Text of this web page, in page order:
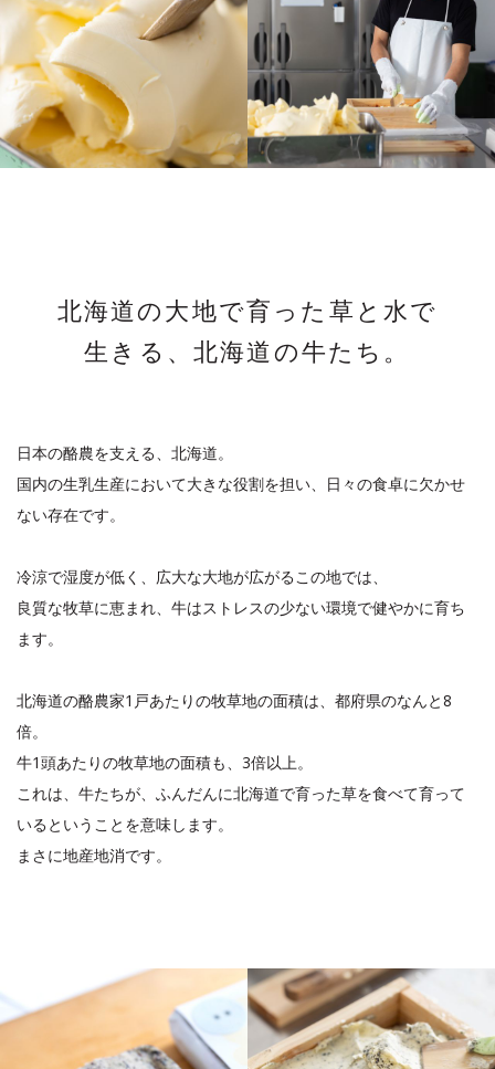
北海道の大地で育った草と水で
生きる、北海道の牛たち。
日本の酪農を支える、北海道。
国内の生乳生産において大きな役割を担い、日々の食卓に欠かせ
ない存在です。
冷涼で湿度が低く、広大な大地が広がるこの地では、
良質な牧草に恵まれ、牛はストレスの少ない環境で健やかに育ち
ます。
北海道の酪農家1戸あたりの牧草地の面積は、都府県のなんと8
倍。
牛1頭あたりの牧草地の面積も、3倍以上。
これは、牛たちが、ふんだんに北海道で育った草を食べて育って
いるということを意味します。
まさに地産地消です。